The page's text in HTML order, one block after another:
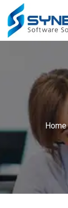
Home